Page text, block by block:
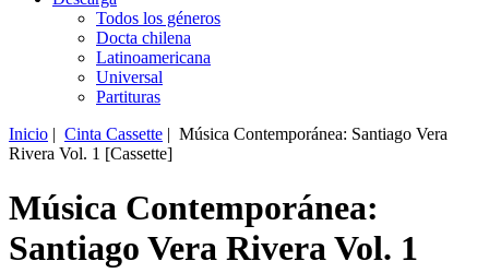
Todos los géneros
Docta chilena
Latinoamericana
Universal
Partituras
Inicio | Cinta Cassette | Música Contemporánea: Santiago Vera
Rivera Vol. 1 [Cassette]
Música Contemporánea:
Santiago Vera Rivera Vol. 1